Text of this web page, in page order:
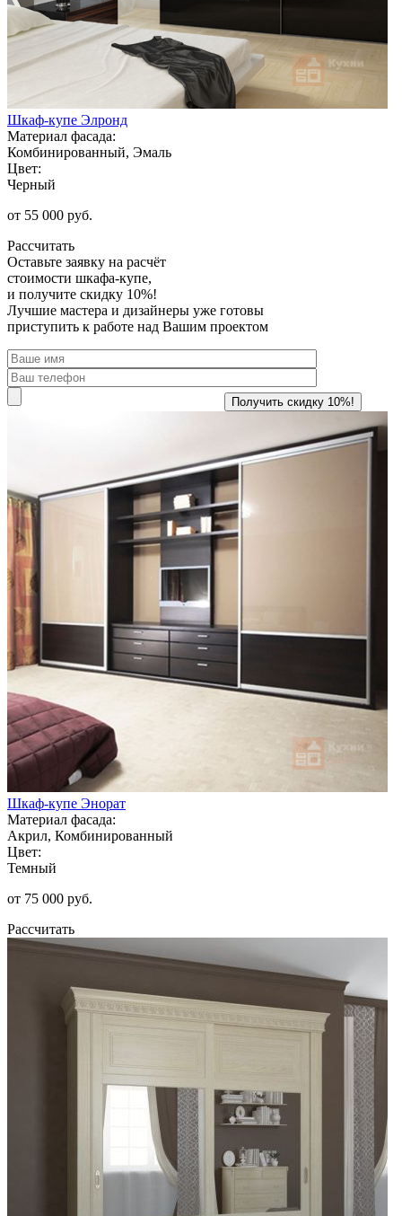
Шкаф-купе Элронд
Материал фасада:
Комбинированный, Эмаль
Цвет:
Черный
от 55 000 руб.
Рассчитать
Оставьте заявку на расчёт
стоимости шкафа-купе,
и получите скидку 10%!
Лучшие мастера и дизайнеры уже готовы
приступить к работе над Вашим проектом
Шкаф-купе Энорат
Материал фасада:
Акрил, Комбинированный
Цвет:
Темный
от 75 000 руб.
Рассчитать